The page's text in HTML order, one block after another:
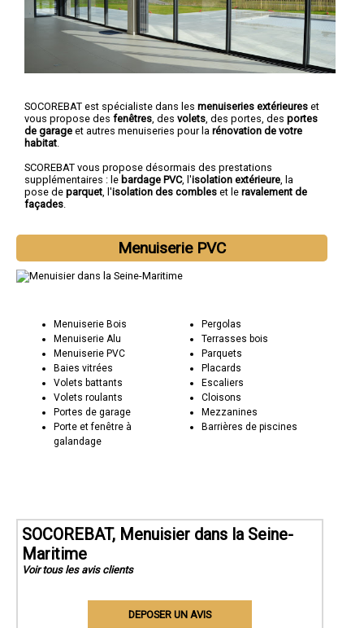
SOCOREBAT est spécialiste dans les menuiseries extérieures et
vous propose des fenêtres, des volets, des portes, des portes
de garage et autres menuiseries pour la rénovation de votre
habitat.
SCOREBAT vous propose désormais des prestations
supplémentaires : le bardage PVC, l'isolation extérieure, la
pose de parquet, l'isolation des combles et le ravalement de
façades.
Menuiserie PVC
Menuiserie Bois
Menuiserie Alu
Menuiserie PVC
Baies vitrées
Volets battants
Volets roulants
Portes de garage
Porte et fenêtre à
galandage
Pergolas
Terrasses bois
Parquets
Placards
Escaliers
Cloisons
Mezzanines
Barrières de piscines
SOCOREBAT, Menuisier dans la Seine-
Maritime
Voir tous les avis clients
DEPOSER UN AVIS